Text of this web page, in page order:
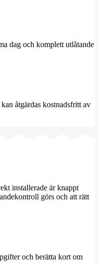
dag och komplett utlåtande
åtgärdas kostnadsfritt av
installerade är knappt
görs och att rätt
och berätta kort om